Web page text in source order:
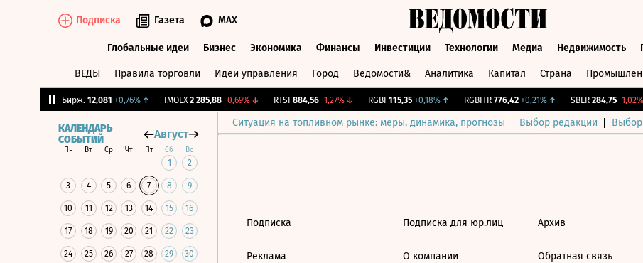
Подписка Газета MAX
Глобальные идеи Бизнес Экономика Финансы Инвестиции Технологии Медиа Недвижимость
ВЕДЫ Правила торговли Идеи управления Город Ведомости& Аналитика Капитал Страна
CNY Бирж. 12,081 +0,76%↑ IMOEX 2 285,88 -0,69%↓ RTSI 884,56 -1,27%↓ RGBI 115,35 +0,18%↑ RGBITR 776,42 +0,21%↑ SBER 284,75 -1,02%
Ситуация на топливном рынке: меры, динамика, прогнозы Выбор редакции
КАЛЕНДАРЬ
СОБЫТИЙ
Август
Пн Вт Ср Чт Пт Сб Вс
1 2
3 4 5 6 7 8 9
10 11 12 13 14 15 16
17 18 19 20 21 22 23
24 25 26 27 28 29 30
Подписка
Реклама
Подписка для юр.лиц
О компании
Архив
Обратная связь